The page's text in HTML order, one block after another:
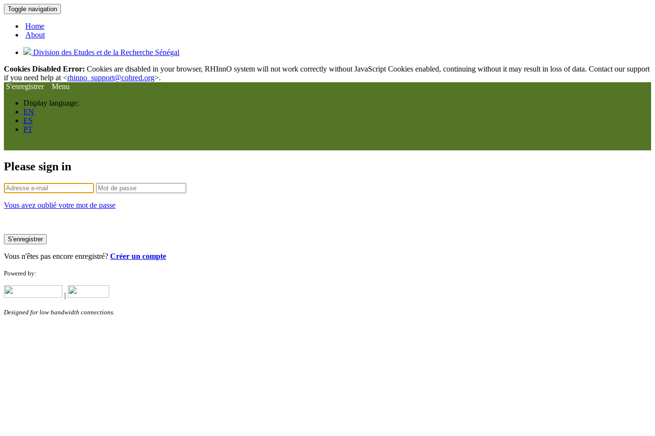
Toggle navigation
Home
About
Division des Etudes et de la Recherche Sénégal
Cookies Disabled Error: Cookies are disabled in your browser, RHInnO system will not work correctly without JavaScript Cookies enabled, continuing without it may result in loss of data. Contact our support
if you need help at <rhinno_support@cohred.org>.
S'enregistrer
Menu
Display language:
EN
ES
PT
Please sign in
Vous avez oublié votre mot de passe
S'enregistrer
Vous n'êtes pas encore enregistré? Créer un compte
Powered by:
|
Designed for low bandwidth connections.